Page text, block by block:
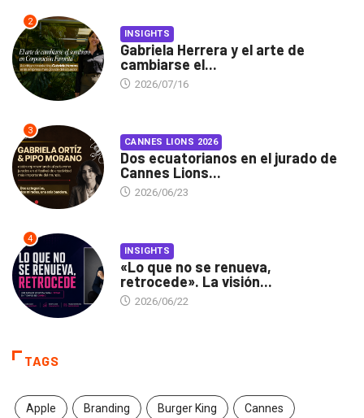
2
INSIGHTS
Gabriela Herrera y el arte de
cambiarse el...
2026/07/16
3
CANNES LIONS 2026
Dos ecuatorianos en el jurado de
Cannes Lions...
2026/06/23
4
INSIGHTS
«Lo que no se renueva,
retrocede». La visión...
2026/06/22
TAGS
Apple Branding Burger King Cannes